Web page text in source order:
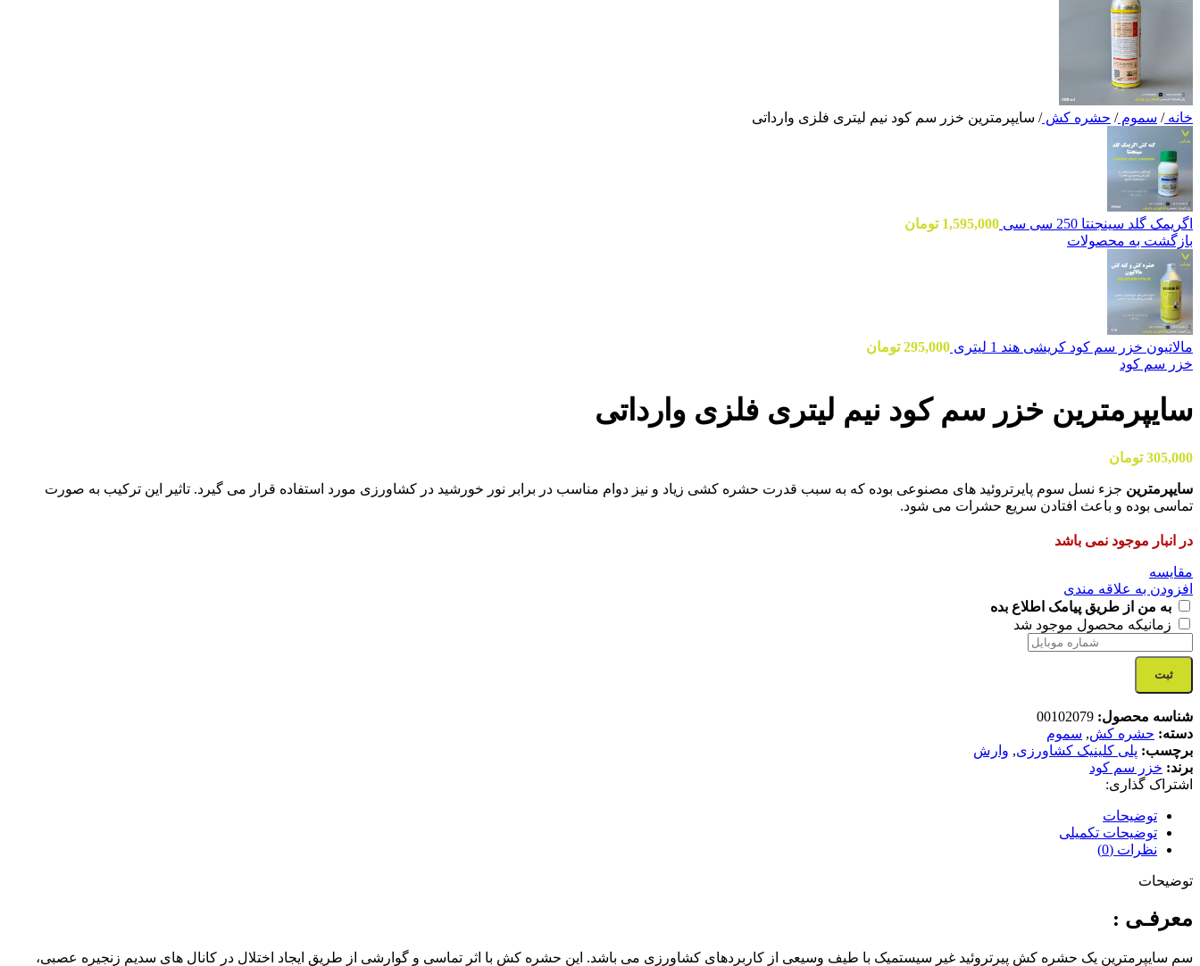
خانه/ سموم/ حشره کش/ سایپرمترین خزر سم کود نیم لیتری فلزی وارداتی
اگریمک گلد سینجنتا 250 سی سی 1,595,000 تومان
بازگشت به محصولات
مالاتیون خزر سم کود کریشی هند 1 لیتری 295,000 تومان
خزر سم کود
سایپرمترین خزر سم کود نیم لیتری فلزی وارداتی
305,000 تومان
سایپرمترین جزء نسل سوم پایرتروئید هاى مصنوعى بوده که به سبب قدرت حشره کشى زیاد و نیز دوام مناسب در برابر نور خورشید در کشاورزى مورد استفاده قرار مى گیرد. تاثیر این ترکیب به صورت
تماسى بوده و باعث افتادن سریع حشرات مى شود.
در انبار موجود نمی باشد
مقایسه
افزودن به علاقه مندی
به من از طریق پیامک اطلاع بده
زمانیکه محصول موجود شد
ثبت
شناسه محصول: 00102079
دسته: حشره کش, سموم
برچسب: پلی کلینیک کشاورزی, وارش
برند: خزر سم کود
اشتراک گذاری:
توضیحات
توضیحات تکمیلی
نظرات (0)
توضیحات
معرفـی :
سم سایپرمترین یک حشره کش پیرتروئید غیر سیستمیک با طیف وسیعی از کاربردهای کشاورزی می باشد. این حشره کش با اثر تماسی و گوارشی از طریق ایجاد اختلال در کانال های سدیم زنجیره عصبی،